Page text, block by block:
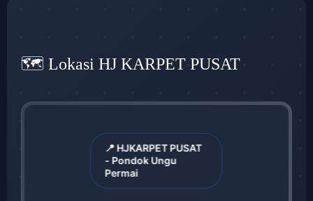
🗺️ Lokasi HJ KARPET PUSAT
📍 HJKARPET PUSAT
- Pondok Ungu
Permai